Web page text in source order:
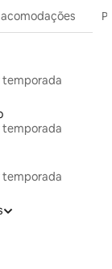
temporada
temporada
temporada